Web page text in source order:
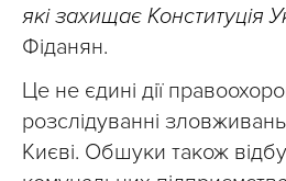
які захищає Конституція
Фіданян.
Це не єдині дії
розслідуванні
Києві. Обшуки також